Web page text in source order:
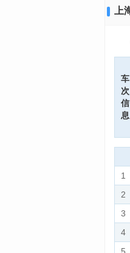
车
次
信
息
1
2
3
4